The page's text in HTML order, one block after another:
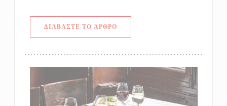
ΔΙΑΒΆΣΤΕ ΤΟ ΆΡΘΡΟ((ΑΝΟΊΓΕΙ ΣΕ ΝΈΟ ΠΑΡΆΘΥΡΟ))